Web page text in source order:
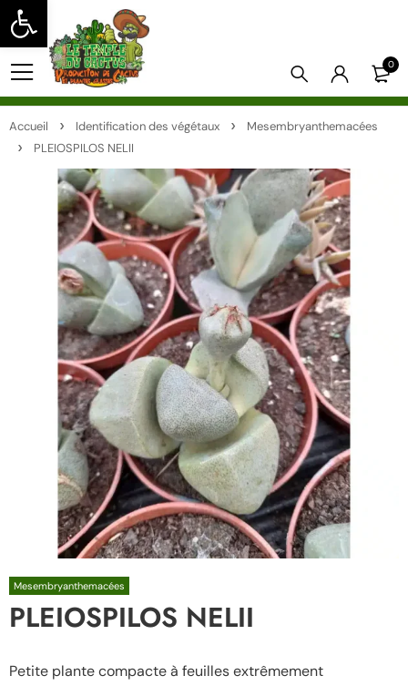
0
Accueil Identification des végétaux
Mesembryanthemacées
PLEIOSPILOS NELII
Mesembryanthemacées
PLEIOSPILOS NELII
Petite plante compacte à feuilles extrêmement
Ouvrir la barre d’outils